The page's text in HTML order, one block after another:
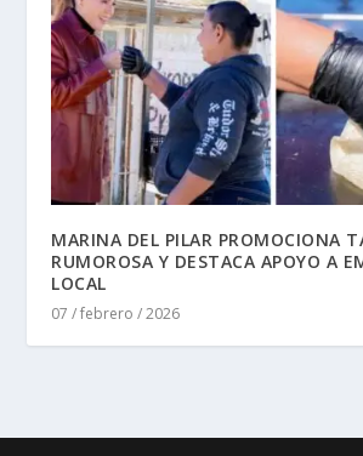
MARINA DEL PILAR PROMOCIONA
RUMOROSA Y DESTACA APOYO A
LOCAL
07 / febrero / 2026